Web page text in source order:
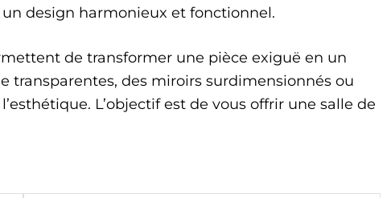
design harmonieux et fonctionnel.
de transformer une pièce exiguë en un
transparentes, des miroirs surdimensionnés ou
L’objectif est de vous offrir une salle de